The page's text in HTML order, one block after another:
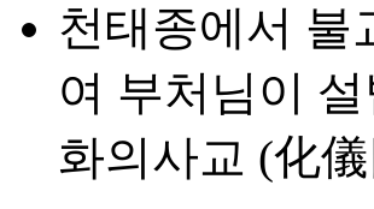
천태종에서 불
여 부처님이
화의사교 (化